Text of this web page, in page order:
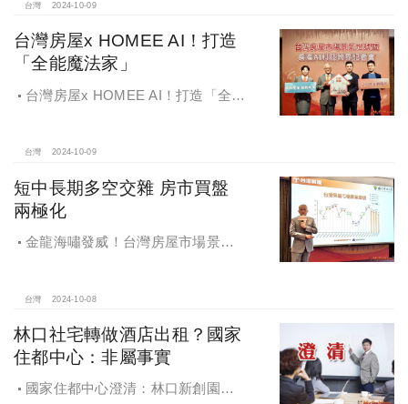
台灣 2024-10-09
台灣房屋x HOMEE AI！打造
「全能魔法家」
台灣房屋x HOMEE AI！打造「全能
台灣 2024-10-09
短中長期多空交雜 房市買盤
兩極化
金龍海嘯發威！台灣房屋市場景氣
望全壘打
台灣 2024-10-08
林口社宅轉做酒店出租？國家
住都中心：非屬事實
國家住都中心澄清：林口新創園秉